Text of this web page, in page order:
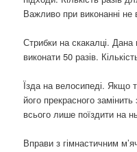
Важливо при виконанні не
Стрибки на скакалці. Дана
виконати 50 разів.
Їзда на велосипеді. Якщо
його прекрасного
всього лише поїздити на
Вправи з гімнастичним